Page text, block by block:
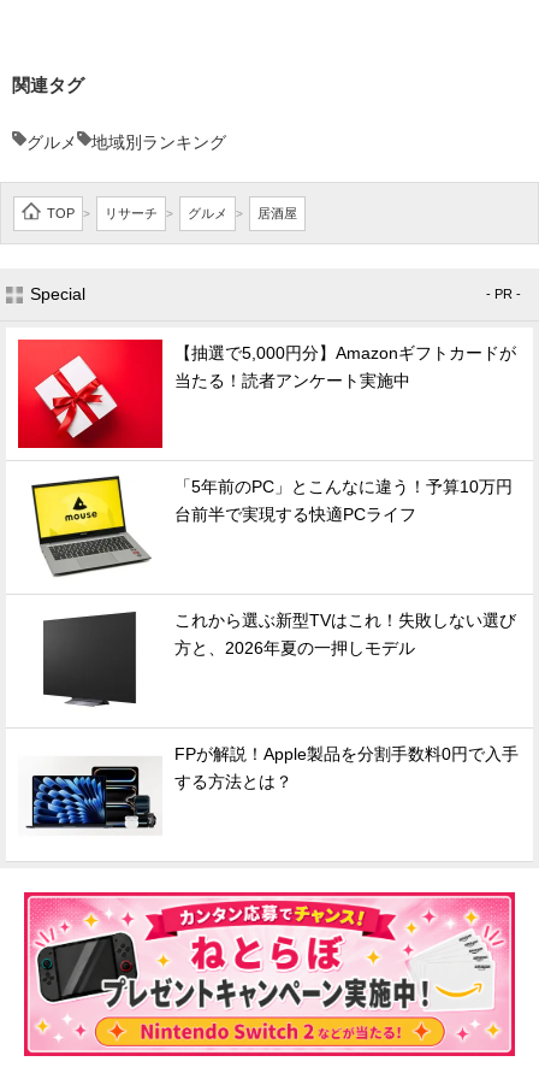
関連タグ
グルメ 地域別ランキング
TOP > リサーチ > グルメ > 居酒屋
Special - PR -
【抽選で5,000円分】Amazonギフトカードが
当たる！読者アンケート実施中
「5年前のPC」とこんなに違う！予算10万円
台前半で実現する快適PCライフ
これから選ぶ新型TVはこれ！失敗しない選び
方と、2026年夏の一押しモデル
FPが解説！Apple製品を分割手数料0円で入手
する方法とは？